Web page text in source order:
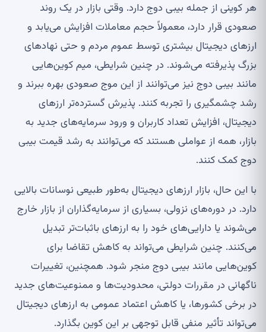
هر کوینی از جمله بیبی دوج دارد. وقتی بازار در یک روند
صعودی قرار دارد، معمولاً حجم معاملات افزایش می‌یابد و
ارزهای دیجیتال بیشتری توسط عموم مردم و حتی نهادهای
بزرگ پذیرفته می‌شوند. در چنین شرایطی، میم کوین‌هایی
مانند بیبی دوج نیز می‌توانند از این موج صعودی بهره ببرند و
رشد چشمگیری را تجربه کنند. پذیرش گسترده‌تر ارزهای
دیجیتال، افزایش تعداد کاربران و ورود سرمایه‌های جدید به
بازار، همه از عواملی هستند که می‌توانند به رشد قیمت بیبی
دوج کمک کنند.
با این حال، بازار ارزهای دیجیتال به‌طور طبیعی نوسانات بالایی
دارد. در دوره‌های نزولی، بسیاری از سرمایه‌گذاران از بازار خارج
می‌شوند یا دارایی‌های خود را به ارزهای باثبات‌تر تبدیل
می‌کنند. چنین شرایطی می‌تواند به کاهش تقاضا برای
کوین‌هایی مانند بیبی دوج منجر شود. همچنین، تغییرات
ناگهانی در مقررات دولتی، محدودیت‌ها و ممنوعیت‌های جدید
در برخی کشورها، یا کاهش اعتماد عمومی به ارزهای دیجیتال
می‌تواند تأثیر منفی قابل توجهی بر این کوین بگذارد.